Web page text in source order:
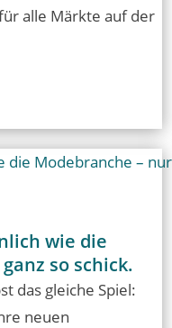
alle Märkte auf der
wie die
so schick.
das gleiche Spiel:
neuen